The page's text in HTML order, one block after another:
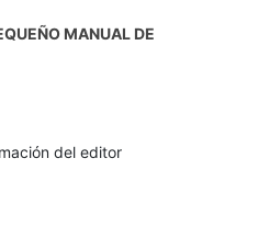
MANUAL DE
del editor